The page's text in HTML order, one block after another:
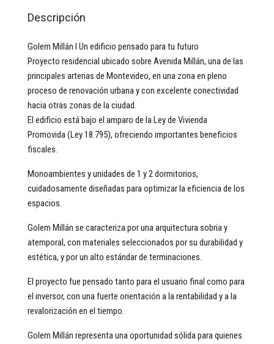
Descripción
Golem Millán I Un edificio pensado para tu futuro
Proyecto residencial ubicado sobre Avenida Millán, una de las
principales arterias de Montevideo, en una zona en pleno
proceso de renovación urbana y con excelente conectividad
hacia otras zonas de la ciudad.
El edificio está bajo el amparo de la Ley de Vivienda
Promovida (Ley 18.795), ofreciendo importantes beneficios
fiscales.
Monoambientes y unidades de 1 y 2 dormitorios,
cuidadosamente diseñadas para optimizar la eficiencia de los
espacios.
Golem Millán se caracteriza por una arquitectura sobria y
atemporal, con materiales seleccionados por su durabilidad y
estética, y por un alto estándar de terminaciones.
El proyecto fue pensado tanto para el usuario final como para
el inversor, con una fuerte orientación a la rentabilidad y a la
revalorización en el tiempo.
Golem Millán representa una oportunidad sólida para quienes